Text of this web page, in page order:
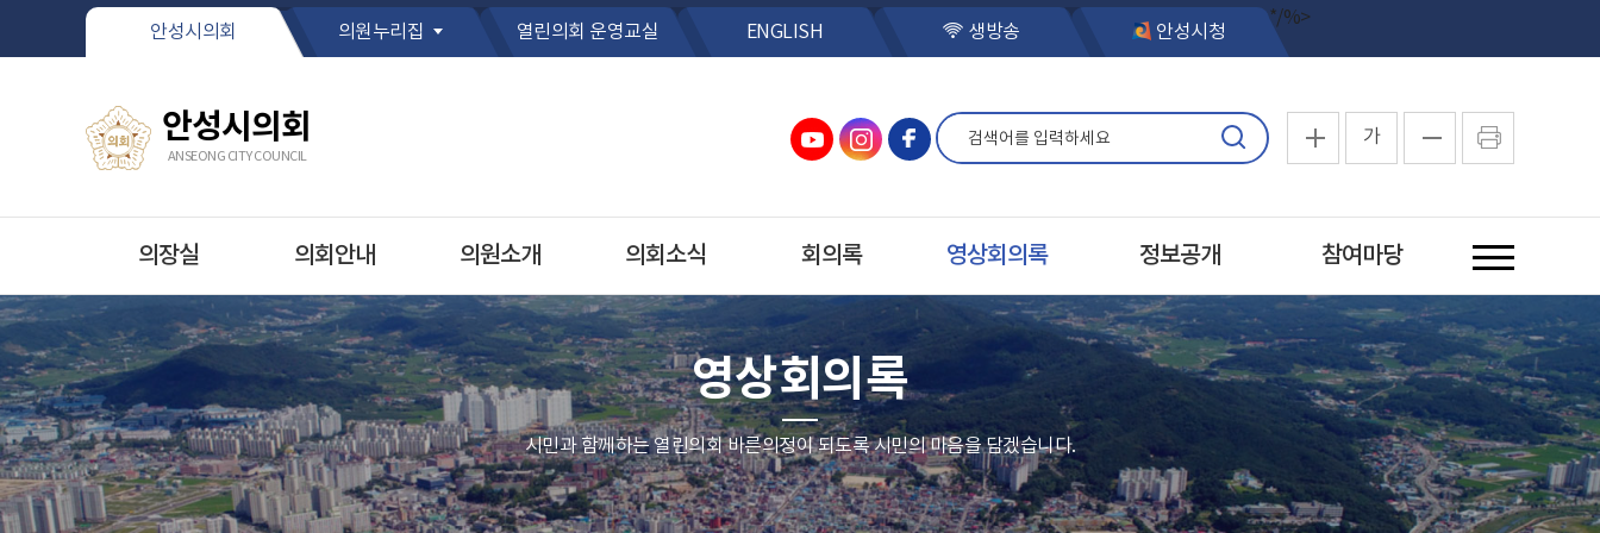
본문바로가기
안성시의회
의원누리집
*/%>
열린의회 운영교실 ENGLISH 생방송 안성시청
안성시의회
ANSEONG CITY COUNCIL
가
의장실 의회안내 의원소개 의회소식 회의록 영상회의록 정보공개 참여마당
영상회의록
시민과 함께하는 열린의회 바른의정이 되도록 시민의 마음을 담겠습니다.